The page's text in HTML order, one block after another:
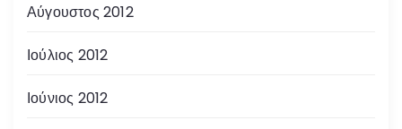
Αύγουστος 2012
Ιούλιος 2012
Ιούνιος 2012